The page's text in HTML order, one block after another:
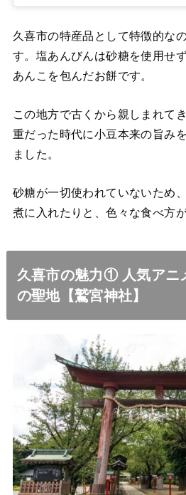
久喜市の特産品として特徴的な
す。塩あんびんは砂糖を使用せ
あんこを包んだお餅です。
この地方で古くから親しまれて
重だった時代に小豆本来の旨み
ました。
砂糖が一切使われていないため
煮に入れたりと、色々な食べ方
久喜市の魅力① 人気アニ
の聖地【鷲宮神社】